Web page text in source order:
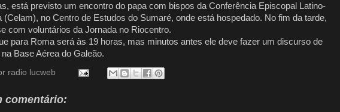
está previsto um encontro do papa com bispos da Conferência Episcopal Latino-
(Celam), no Centro de Estudos do Sumaré, onde está hospedado. No fim da tarde,
com voluntários da Jornada no Riocentro.
para Roma será às 19 horas, mas minutos antes ele deve fazer um discurso de
Base Aérea do Galeão.
radio lucweb
comentário: